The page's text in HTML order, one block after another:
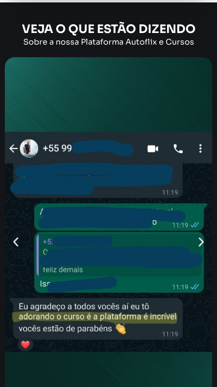
VEJA O QUE ESTÃO DIZENDO
Sobre a nossa Plataforma Autoflix e Cursos